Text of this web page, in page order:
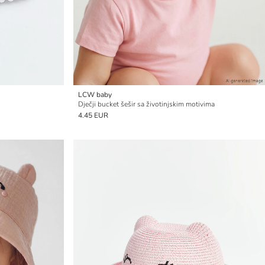
LCW baby
Dječji bucket šešir sa životinjskim motivima
4.45 EUR